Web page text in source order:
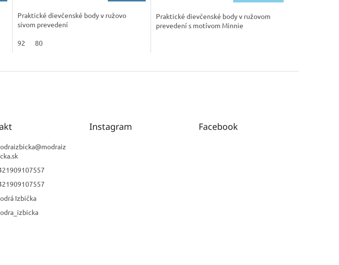
Praktické dievčenské body v ružovo
sivom prevedení
92 80
Praktické dievčenské body v ružovom
prevedení s motívom Minnie
@modraiz
Izbička
Instagram Facebook